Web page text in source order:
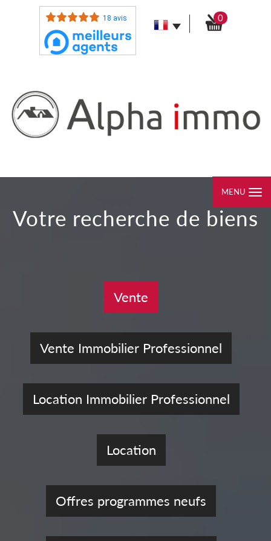
18 avis 0
MENU
votre recherche de biens
Vente
Vente Immobilier Professionnel
Location Immobilier Professionnel
Location
Offres programmes neufs